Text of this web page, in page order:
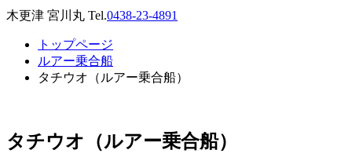
木更津 宮川丸 Tel.0438-23-4891
トップページ
ルアー乗合船
タチウオ（ルアー乗合船）
タチウオ（ルアー乗合船）